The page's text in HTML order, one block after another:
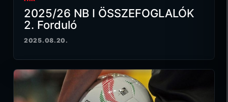
2025/26 NB I ÖSSZEFOGLALÓK
2. Forduló
2025.08.20.